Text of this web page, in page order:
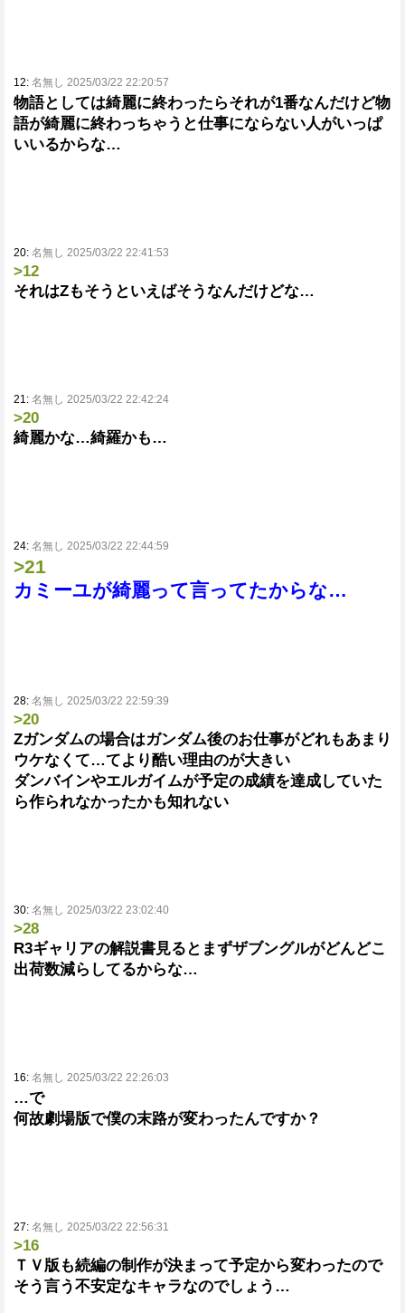
12: 名無し 2025/03/22 22:20:57
物語としては綺麗に終わったらそれが1番なんだけど物
語が綺麗に終わっちゃうと仕事にならない人がいっぱ
いいるからな…
20: 名無し 2025/03/22 22:41:53
>12
それはZもそうといえばそうなんだけどな…
21: 名無し 2025/03/22 22:42:24
>20
綺麗かな…綺羅かも…
24: 名無し 2025/03/22 22:44:59
>21
カミーユが綺麗って言ってたからな…
28: 名無し 2025/03/22 22:59:39
>20
Zガンダムの場合はガンダム後のお仕事がどれもあまり
ウケなくて…てより酷い理由のが大きい
ダンバインやエルガイムが予定の成績を達成していた
ら作られなかったかも知れない
30: 名無し 2025/03/22 23:02:40
>28
R3ギャリアの解説書見るとまずザブングルがどんどこ
出荷数減らしてるからな…
16: 名無し 2025/03/22 22:26:03
…で
何故劇場版で僕の末路が変わったんですか？
27: 名無し 2025/03/22 22:56:31
>16
ＴＶ版も続編の制作が決まって予定から変わったので
そう言う不安定なキャラなのでしょう…